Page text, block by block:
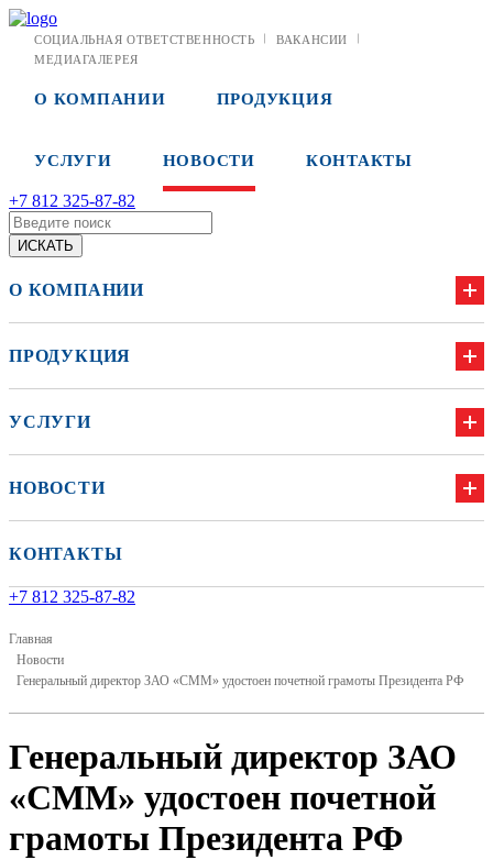
СОЦИАЛЬНАЯ ОТВЕТСТВЕННОСТЬ
ВАКАНСИИ
МЕДИАГАЛЕРЕЯ
О КОМПАНИИ ПРОДУКЦИЯ
УСЛУГИ НОВОСТИ КОНТАКТЫ
+7 812 325-87-82
О КОМПАНИИ
ПРОДУКЦИЯ
УСЛУГИ
НОВОСТИ
КОНТАКТЫ
+7 812 325-87-82
Главная
Новости
Генеральный директор ЗАО «СММ» удостоен почетной грамоты Президента РФ
Генеральный директор ЗАО
«СММ» удостоен почетной
грамоты Президента РФ